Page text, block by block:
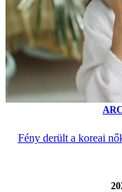
Fény derült a koreai